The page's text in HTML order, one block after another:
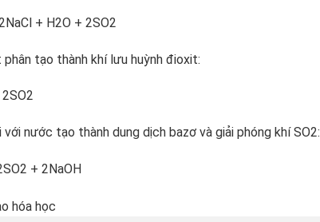
+ H2O + 2SO2
phân tạo thành khí lưu huỳnh đioxit:
2
nước tạo thành dung dịch bazơ và giải phóng khí SO2:
2 + 2NaOH